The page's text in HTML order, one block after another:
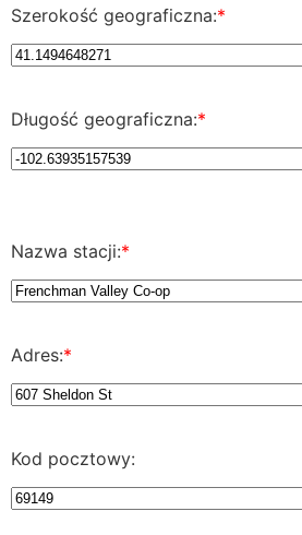
Szerokość geograficzna:*
Długość geograficzna:*
Nazwa stacji:*
Adres:*
Kod pocztowy: